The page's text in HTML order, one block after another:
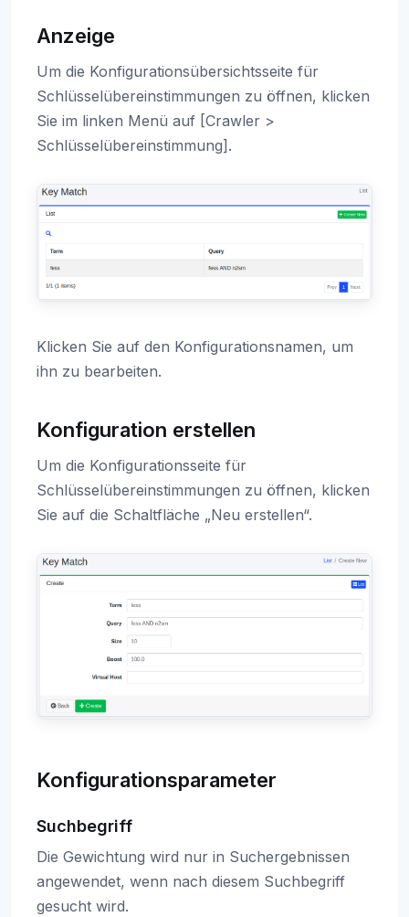
Anzeige
Um die Konfigurationsübersichtsseite für
Schlüsselübereinstimmungen zu öffnen, klicken
Sie im linken Menü auf [Crawler >
Schlüsselübereinstimmung].
Klicken Sie auf den Konfigurationsnamen, um
ihn zu bearbeiten.
Konfiguration erstellen
Um die Konfigurationsseite für
Schlüsselübereinstimmungen zu öffnen, klicken
Sie auf die Schaltfläche „Neu erstellen“.
Konfigurationsparameter
Suchbegriff
Die Gewichtung wird nur in Suchergebnissen
angewendet, wenn nach diesem Suchbegriff
gesucht wird.